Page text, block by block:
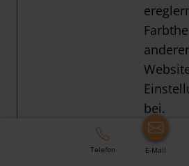
bei.
www.stei
nko.de
Dieses
ist mit
Telefon E-Mail